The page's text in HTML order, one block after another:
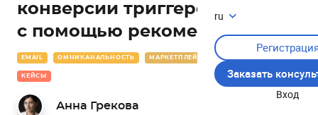
ru
Заказать
Вход
EMAIL ОМНИКАНАЛЬНОСТЬ МАРКЕТПЛЕЙСЫ СЕГМЕНТАЦИЯ
КЕЙСЫ
конверсии триггеров до 233%
с помощью рекомендаций
Анна Грекова